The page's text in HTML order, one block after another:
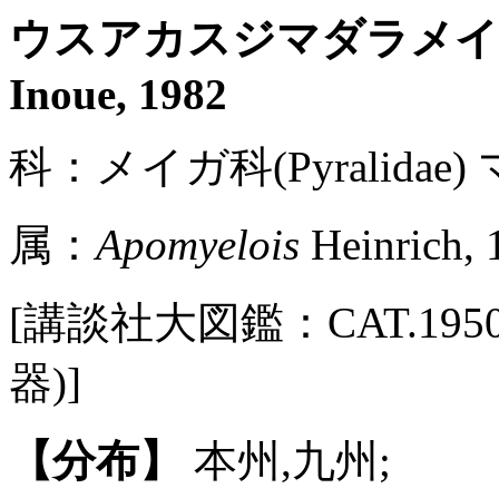
ウスアカスジマダラメ
Inoue, 1982
科：メイガ科(Pyralidae)
属：Apomyelois Heinrich,
[講談社大図鑑：
器)]
【分布】
本州,九州;